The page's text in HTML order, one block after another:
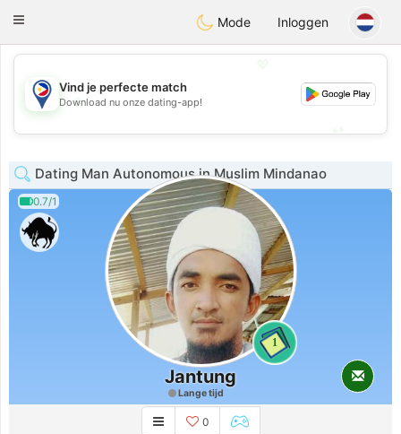
PhilippinesChat
Toggle
Mode Inloggen
💖
💕
Vind je perfecte match
Download nu onze dating-app!
Dating Man Autonomous in Muslim Mindanao
0.7/1
1
Jantung
Lange tijd
0